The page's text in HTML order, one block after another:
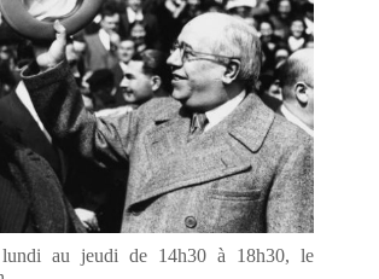
au jeudi de 14h30 à 18h30, le